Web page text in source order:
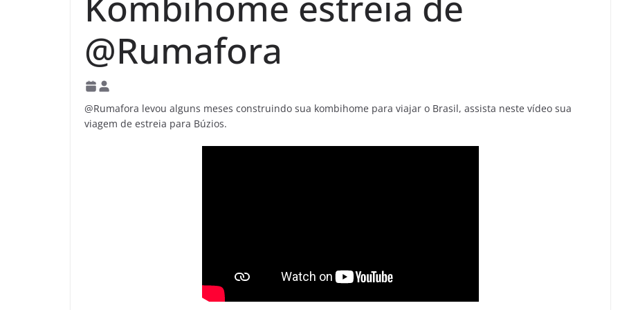
@Rumafora
@Rumafora levou alguns meses construindo sua kombihome para viajar o Brasil, assista neste vídeo sua
viagem de estreia para Búzios.